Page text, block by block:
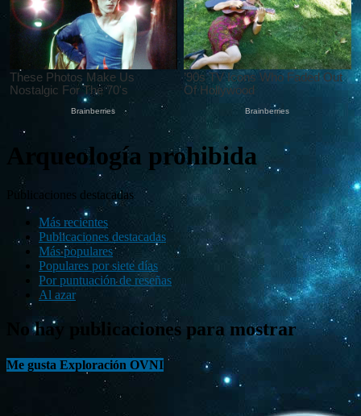
Arqueología prohibida
Publicaciones destacadas
Más recientes
Publicaciones destacadas
Más populares
Populares por siete días
Por puntuación de reseñas
Al azar
No hay publicaciones para mostrar
Me gusta Exploración OVNI